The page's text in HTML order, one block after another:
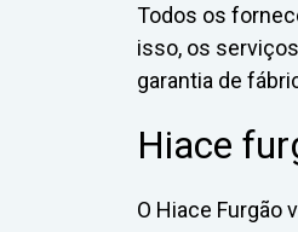
Todos os
isso, os
garantia de
Hiace
O Hiace Furgão